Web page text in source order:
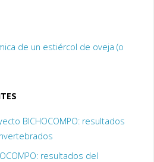
de un estiércol de oveja (o
BICHOCOMPO: resultados
resultados del